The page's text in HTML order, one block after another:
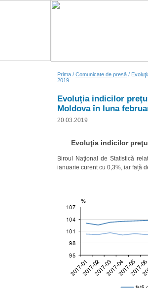
Prima / Comunicate de presă /
2019
Evoluţia indicilor
Moldova în luna
20.03.2019
Evoluţia indicilor
Biroul Naţional de Statistică
ianuarie curent cu 0,3%, iar față